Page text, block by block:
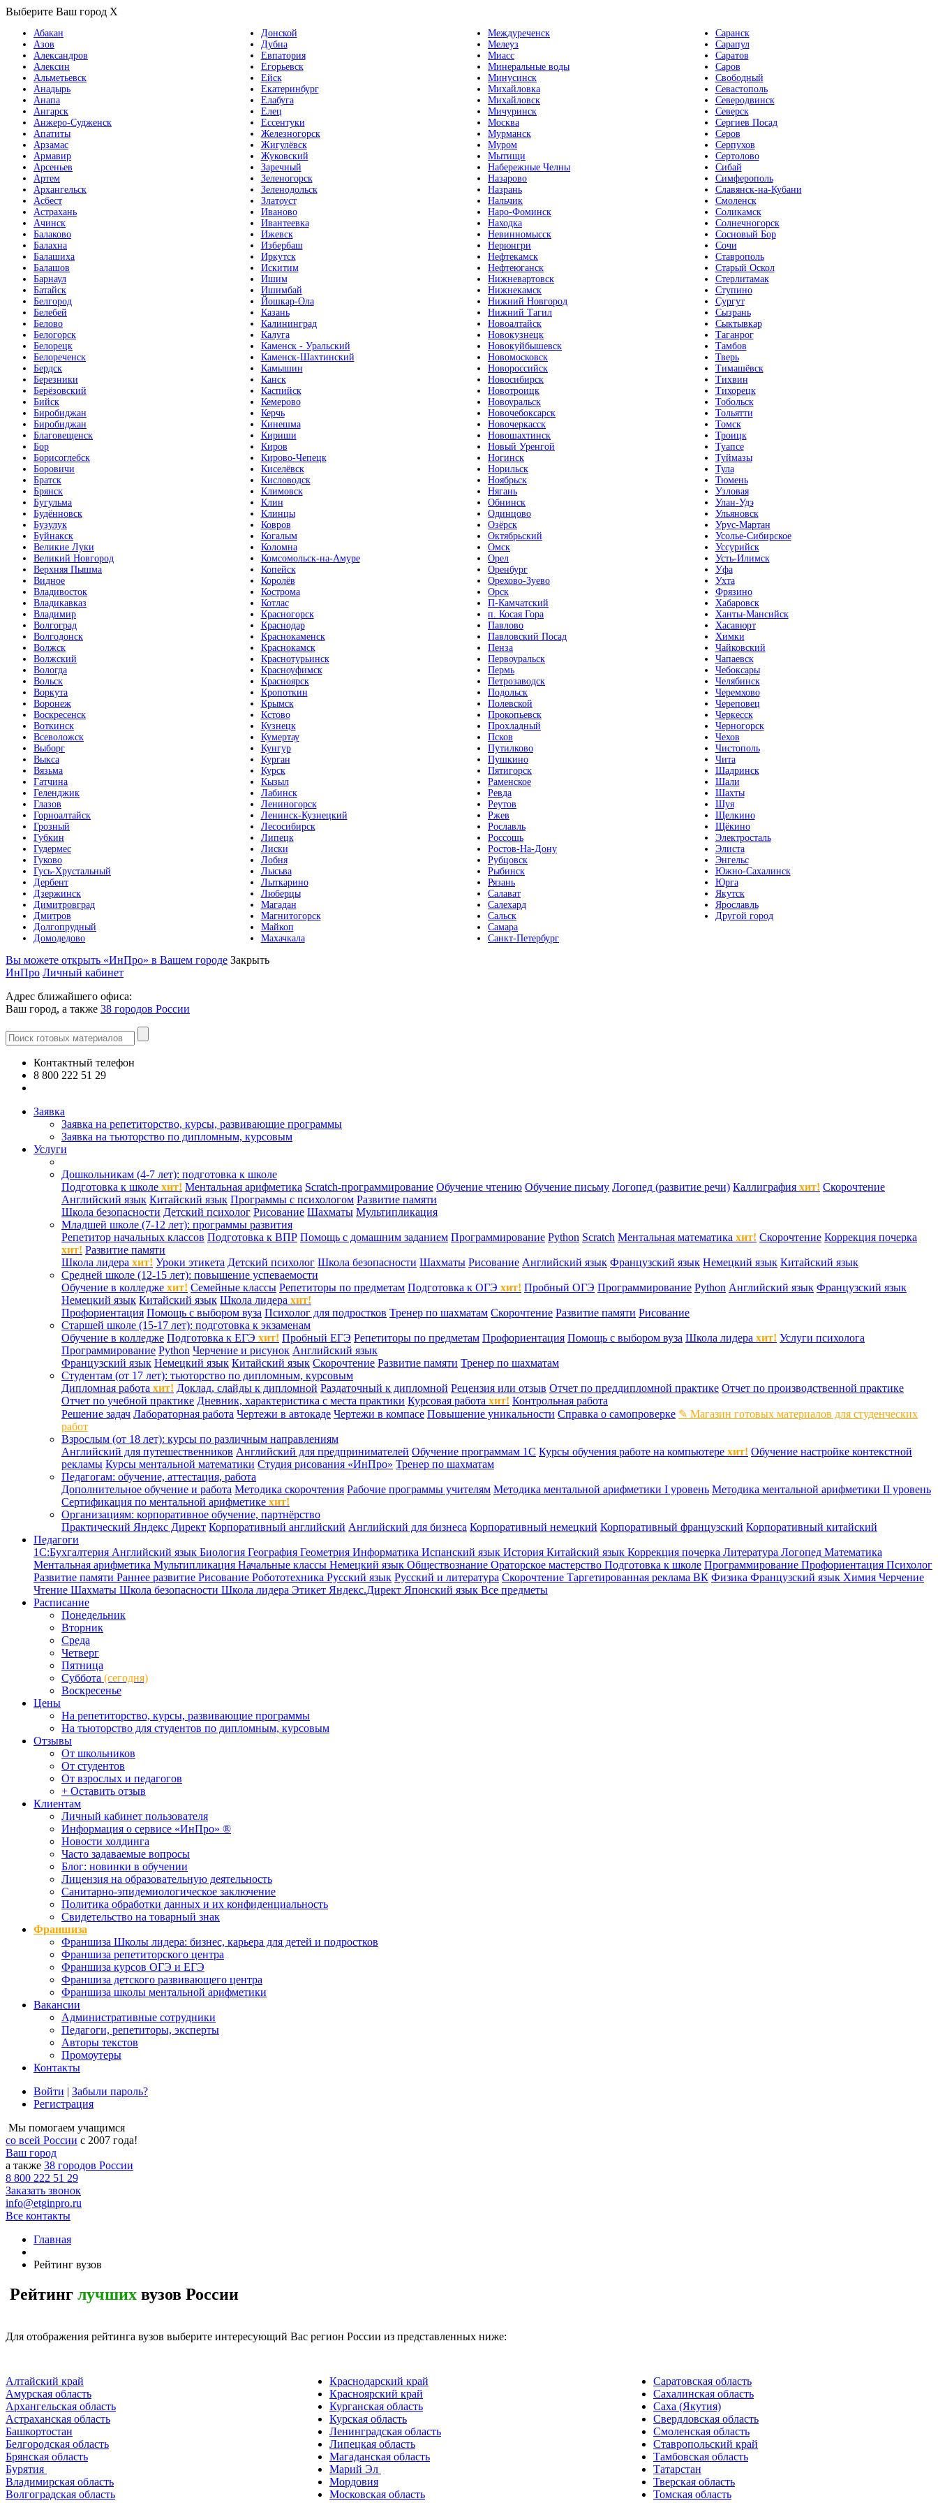
Выберите Ваш город X
Абакан
Азов
Александров
Алексин
Альметьевск
Анадырь
Анапа
Ангарск
Анжеро-Судженск
Апатиты
Арзамас
Армавир
Арсеньев
Артем
Архангельск
Асбест
Астрахань
Ачинск
Балаково
Балахна
Балашиха
Балашов
Барнаул
Батайск
Белгород
Белебей
Белово
Белогорск
Белорецк
Белореченск
Бердск
Березники
Берёзовский
Бийск
Биробиджан
Биробиджан
Благовещенск
Бор
Борисоглебск
Боровичи
Братск
Брянск
Бугульма
Будённовск
Бузулук
Буйнакск
Великие Луки
Великий Новгород
Верхняя Пышма
Видное
Владивосток
Владикавказ
Владимир
Волгоград
Волгодонск
Волжск
Волжский
Вологда
Вольск
Воркута
Воронеж
Воскресенск
Воткинск
Всеволожск
Выборг
Выкса
Вязьма
Гатчина
Геленджик
Глазов
Горноалтайск
Грозный
Губкин
Гудермес
Гуково
Гусь-Хрустальный
Дербент
Дзержинск
Димитровград
Дмитров
Долгопрудный
Домодедово
Донской
Дубна
Евпатория
Егорьевск
Ейск
Екатеринбург
Елабуга
Елец
Ессентуки
Железногорск
Жигулёвск
Жуковский
Заречный
Зеленогорск
Зеленодольск
Златоуст
Иваново
Ивантеевка
Ижевск
Избербаш
Иркутск
Искитим
Ишим
Ишимбай
Йошкар-Ола
Казань
Калининград
Калуга
Каменск - Уральский
Каменск-Шахтинский
Камышин
Канск
Каспийск
Кемерово
Керчь
Кинешма
Кириши
Киров
Кирово-Чепецк
Киселёвск
Кисловодск
Климовск
Клин
Клинцы
Ковров
Когалым
Коломна
Комсомольск-на-Амуре
Копейск
Королёв
Кострома
Котлас
Красногорск
Краснодар
Краснокаменск
Краснокамск
Краснотурьинск
Красноуфимск
Красноярск
Кропоткин
Крымск
Кстово
Кузнецк
Кумертау
Кунгур
Курган
Курск
Кызыл
Лабинск
Лениногорск
Ленинск-Кузнецкий
Лесосибирск
Липецк
Лиски
Лобня
Лысьва
Лыткарино
Люберцы
Магадан
Магнитогорск
Майкоп
Махачкала
Междуреченск
Мелеуз
Миасс
Минеральные воды
Минусинск
Михайловка
Михайловск
Мичуринск
Москва
Мурманск
Муром
Мытищи
Набережные Челны
Назарово
Назрань
Нальчик
Наро-Фоминск
Находка
Невинномысск
Нерюнгри
Нефтекамск
Нефтеюганск
Нижневартовск
Нижнекамск
Нижний Новгород
Нижний Тагил
Новоалтайск
Новокузнецк
Новокуйбышевск
Новомосковск
Новороссийск
Новосибирск
Новотроицк
Новоуральск
Новочебоксарск
Новочеркасск
Новошахтинск
Новый Уренгой
Ногинск
Норильск
Ноябрьск
Нягань
Обнинск
Одинцово
Озёрск
Октябрьский
Омск
Орел
Оренбург
Орехово-Зуево
Орск
П-Камчатский
п. Косая Гора
Павлово
Павловский Посад
Пенза
Первоуральск
Пермь
Петрозаводск
Подольск
Полевской
Прокопьевск
Прохладный
Псков
Путилково
Пушкино
Пятигорск
Раменское
Ревда
Реутов
Ржев
Рославль
Россошь
Ростов-На-Дону
Рубцовск
Рыбинск
Рязань
Салават
Салехард
Сальск
Самара
Санкт-Петербург
Саранск
Сарапул
Саратов
Саров
Свободный
Севастополь
Северодвинск
Северск
Сергиев Посад
Серов
Серпухов
Сертолово
Сибай
Симферополь
Славянск-на-Кубани
Смоленск
Соликамск
Солнечногорск
Сосновый Бор
Сочи
Ставрополь
Старый Оскол
Стерлитамак
Ступино
Сургут
Сызрань
Сыктывкар
Таганрог
Тамбов
Тверь
Тимашёвск
Тихвин
Тихорецк
Тобольск
Тольятти
Томск
Троицк
Туапсе
Туймазы
Тула
Тюмень
Узловая
Улан-Удэ
Ульяновск
Урус-Мартан
Усолье-Сибирское
Уссурийск
Усть-Илимск
Уфа
Ухта
Фрязино
Хабаровск
Ханты-Мансийск
Хасавюрт
Химки
Чайковский
Чапаевск
Чебоксары
Челябинск
Черемхово
Череповец
Черкесск
Черногорск
Чехов
Чистополь
Чита
Шадринск
Шали
Шахты
Шуя
Щелкино
Щёкино
Электросталь
Элиста
Энгельс
Южно-Сахалинск
Юрга
Якутск
Ярославль
Другой город
Вы можете открыть «ИнПро» в Вашем городе Закрыть
ИнПро Личный кабинет
Адрес ближайшего офиса:
Ваш город, а также 38 городов России
Контактный телефон
8 800 222 51 29
Заявка
Заявка на репетиторство, курсы, развивающие программы
Заявка на тьюторство по дипломным, курсовым
Услуги
Дошкольникам (4-7 лет): подготовка к школе
Подготовка к школе хит! Ментальная арифметика Scratch-программирование Обучение чтению Обучение письму Логопед (развитие речи) Каллиграфия хит! Скорочтение
Английский язык Китайский язык Программы с психологом Развитие памяти
Школа безопасности Детский психолог Рисование Шахматы Мультипликация
Младшей школе (7-12 лет): программы развития
Репетитор начальных классов Подготовка к ВПР Помощь с домашним заданием Программирование Python Scratch Ментальная математика хит! Скорочтение Коррекция почерка
хит! Развитие памяти
Школа лидера хит! Уроки этикета Детский психолог Школа безопасности Шахматы Рисование Английский язык Французский язык Немецкий язык Китайский язык
Средней школе (12-15 лет): повышение успеваемости
Обучение в колледже хит! Семейные классы Репетиторы по предметам Подготовка к ОГЭ хит! Пробный ОГЭ Программирование Python Английский язык Французский язык
Немецкий язык Китайский язык Школа лидера хит!
Профориентация Помощь с выбором вуза Психолог для подростков Тренер по шахматам Скорочтение Развитие памяти Рисование
Старшей школе (15-17 лет): подготовка к экзаменам
Обучение в колледже Подготовка к ЕГЭ хит! Пробный ЕГЭ Репетиторы по предметам Профориентация Помощь с выбором вуза Школа лидера хит! Услуги психолога
Программирование Python Черчение и рисунок Английский язык
Французский язык Немецкий язык Китайский язык Скорочтение Развитие памяти Тренер по шахматам
Студентам (от 17 лет): тьюторство по дипломным, курсовым
Дипломная работа хит! Доклад, слайды к дипломной Раздаточный к дипломной Рецензия или отзыв Отчет по преддипломной практике Отчет по производственной практике
Отчет по учебной практике Дневник, характеристика с места практики Курсовая работа хит! Контрольная работа
Решение задач Лабораторная работа Чертежи в автокаде Чертежи в компасе Повышение уникальности Справка о самопроверке ✎ Магазин готовых материалов для студенческих
работ
Взрослым (от 18 лет): курсы по различным направлениям
Английский для путешественников Английский для предпринимателей Обучение программам 1С Курсы обучения работе на компьютере хит! Обучение настройке контекстной
рекламы Курсы ментальной математики Студия рисования «ИнПро» Тренер по шахматам
Педагогам: обучение, аттестация, работа
Дополнительное обучение и работа Методика скорочтения Рабочие программы учителям Методика ментальной арифметики I уровень Методика ментальной арифметики II уровень
Сертификация по ментальной арифметике хит!
Организациям: корпоративное обучение, партнёрство
Практический Яндекс Директ Корпоративный английский Английский для бизнеса Корпоративный немецкий Корпоративный французский Корпоративный китайский
Педагоги
1С:Бухгалтерия Английский язык Биология География Геометрия Информатика Испанский язык История Китайский язык Коррекция почерка Литература Логопед Математика
Ментальная арифметика Мультипликация Начальные классы Немецкий язык Обществознание Ораторское мастерство Подготовка к школе Программирование Профориентация Психолог
Развитие памяти Раннее развитие Рисование Робототехника Русский язык Русский и литература Скорочтение Таргетированная реклама ВК Физика Французский язык Химия Черчение
Чтение Шахматы Школа безопасности Школа лидера Этикет Яндекс.Директ Японский язык Все предметы
Расписание
Понедельник
Вторник
Среда
Четверг
Пятница
Суббота (сегодня)
Воскресенье
Цены
На репетиторство, курсы, развивающие программы
На тьюторство для студентов по дипломным, курсовым
Отзывы
От школьников
От студентов
От взрослых и педагогов
+ Оставить отзыв
Клиентам
Личный кабинет пользователя
Информация о сервисе «ИнПро» ®
Новости холдинга
Часто задаваемые вопросы
Блог: новинки в обучении
Лицензия на образовательную деятельность
Санитарно-эпидемиологическое заключение
Политика обработки данных и их конфиденциальность
Свидетельство на товарный знак
Франшиза
Франшиза Школы лидера: бизнес, карьера для детей и подростков
Франшиза репетиторского центра
Франшиза курсов ОГЭ и ЕГЭ
Франшиза детского развивающего центра
Франшиза школы ментальной арифметики
Вакансии
Административные сотрудники
Педагоги, репетиторы, эксперты
Авторы текстов
Промоутеры
Контакты
Войти | Забыли пароль?
Регистрация
Мы помогаем учащимся
со всей России с 2007 года!
Ваш город
а также 38 городов России
8 800 222 51 29
Заказать звонок
info@etginpro.ru
Все контакты
Главная
Рейтинг вузов
Рейтинг лучших вузов России
Для отображения рейтинга вузов выберите интересующий Вас регион России из представленных ниже:
Алтайский край
Амурская область
Архангельская область
Астраханская область
Башкортостан
Белгородская область
Брянская область
Бурятия
Владимирская область
Волгоградская область
Краснодарский край
Красноярский край
Курганская область
Курская область
Ленинградская область
Липецкая область
Магаданская область
Марий Эл
Мордовия
Московская область
Саратовская область
Сахалинская область
Саха (Якутия)
Свердловская область
Смоленская область
Ставропольский край
Тамбовская область
Татарстан
Тверская область
Томская область